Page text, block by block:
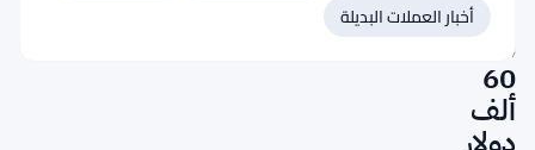
من
60
ألف
أخبار العملات البديلة